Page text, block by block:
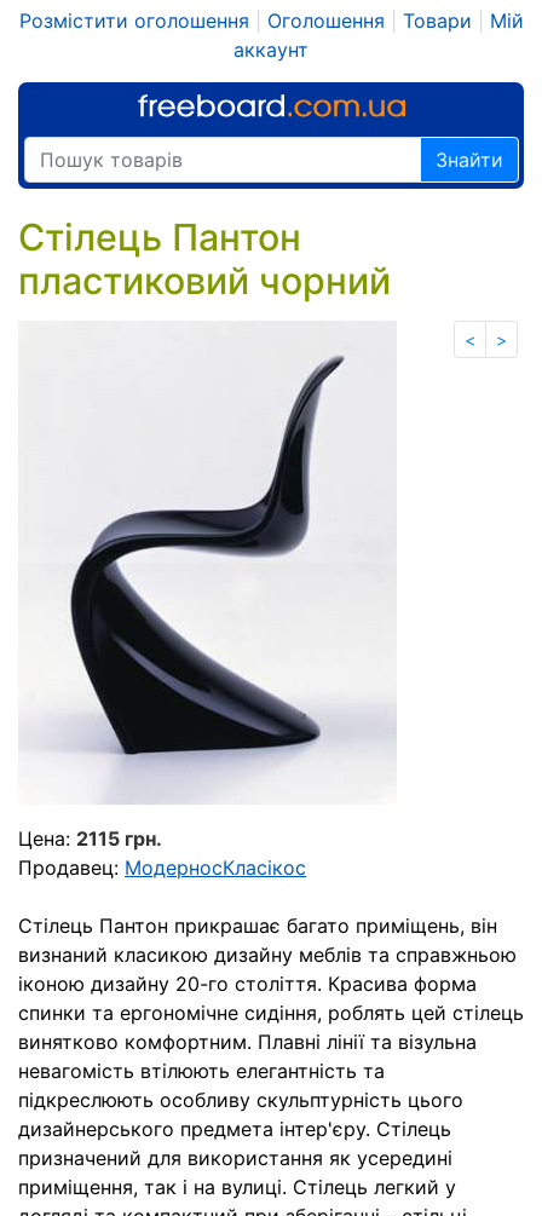
Розмістити оголошення Оголошення Товари
Мій
аккаунт
Знайти
Стілець Пантон
пластиковий чорний
< >
Цена: 2115 грн.
Продавец: МодерносКласікос
Стілець Пантон прикрашає багато приміщень, він
визнаний класикою дизайну меблів та справжньою
іконою дизайну 20-го століття. Красива форма
спинки та ергономічне сидіння, роблять цей стілець
винятково комфортним. Плавні лінії та візульна
невагомість втілюють елегантність та
підкреслюють особливу скульптурність цього
дизайнерського предмета інтер'єру. Стілець
призначений для використання як усередині
приміщення, так і на вулиці. Стілець легкий у